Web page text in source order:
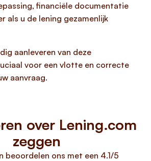
financiële documentatie
als u de lening gezamenlijk
aanleveren van deze
voor een vlotte en correcte
aanvraag.
over Lening.com
zeggen
beoordelen ons met een 4.1/5